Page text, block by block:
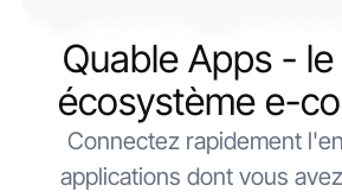
Quable Apps -
écosystème e-
Connectez rapidement
applications dont vous